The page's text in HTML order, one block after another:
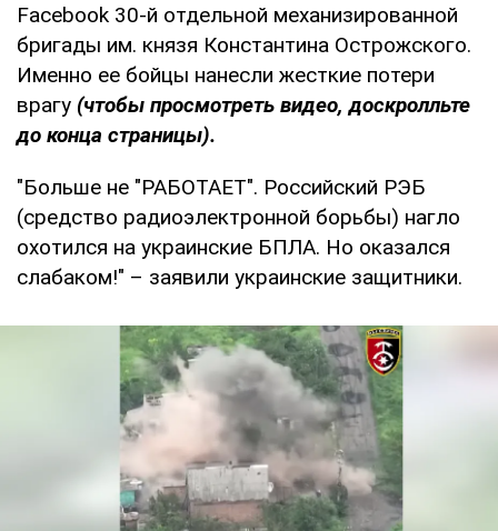
Facebook 30-й отдельной механизированной
бригады им. князя Константина Острожского.
Именно ее бойцы нанесли жесткие потери
врагу (чтобы просмотреть видео, доскролльте
до конца страницы).
"Больше не "РАБОТАЕТ". Российский РЭБ
(средство радиоэлектронной борьбы) нагло
охотился на украинские БПЛА. Но оказался
слабаком!" – заявили украинские защитники.